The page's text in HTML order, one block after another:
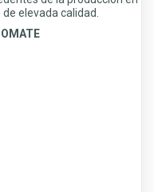
elevada calidad.